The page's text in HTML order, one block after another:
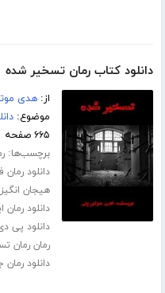
دانلود کتاب رمان تسخیر شده
از:هدی
موضوع:
۶۶۵ صفحه
برچسب‌ها:
دانلود رمان
هیجان انگیز
دانلود رمان
دانلود پی
رمان رمان
دانلود رمان